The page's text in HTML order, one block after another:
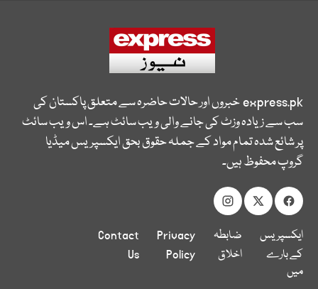
express.pkخبروں اور حالات حاضرہ سے متعلق پاکستان کی
سب سے زیادہ وزٹ کی جانے والی ویب سائٹ ہے۔ اس ویب سائٹ
پر شائع شدہ تمام مواد کے جملہ حقوق بحق ایکسپریس میڈیا
گروپ محفوظ ہیں۔
ایکسپریس
کے بارے
میں
ضابطہ
اخلاق
Privacy
Policy
Contact
Us